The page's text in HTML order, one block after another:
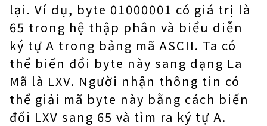
lại. Ví dụ, byte 01000001 có giá trị là
65 trong hệ thập phân và biểu diễn
ký tự A trong bảng mã ASCII. Ta có
thể biến đổi byte này sang dạng La
Mã là LXV. Người nhận thông tin có
thể giải mã byte này bằng cách biến
đổi LXV sang 65 và tìm ra ký tự A.